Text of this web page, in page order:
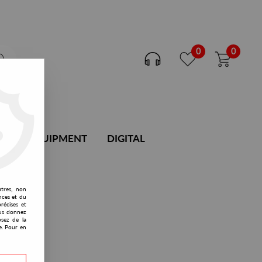
0 0
DJ EQUIPMENT DIGITAL
non
et du
et
donnez
de la
Pour en